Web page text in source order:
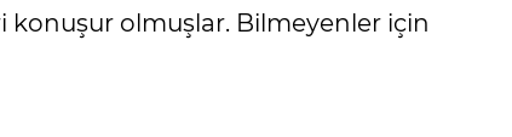
konuşur olmuşlar. Bilmeyenler için